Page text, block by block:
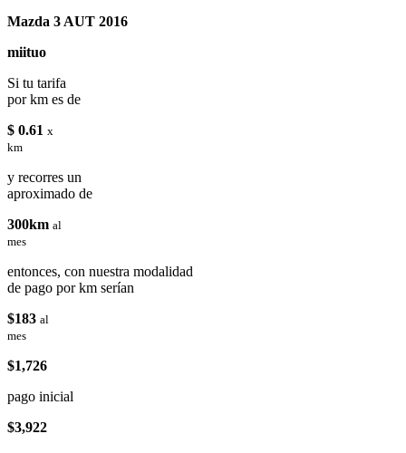
Mazda 3 AUT 2016
miituo
Si tu tarifa
por km es de
$ 0.61 x
km
y recorres un
aproximado de
300km al
mes
entonces, con nuestra modalidad
de pago por km serían
$183 al
mes
$1,726
pago inicial
$3,922